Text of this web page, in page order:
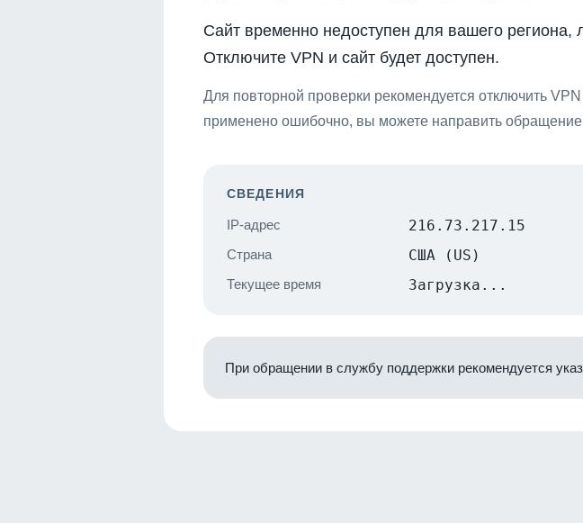
Сайт временно недоступен для вашего региона,
Отключите VPN и сайт будет доступен.
Для повторной проверки рекомендуется отключить
применено ошибочно, вы можете направить обращение
СВЕДЕНИЯ
IP-адрес 216.73.217.15
Страна США (US)
Текущее время Загрузка...
При обращении в службу поддержки рекомендуется